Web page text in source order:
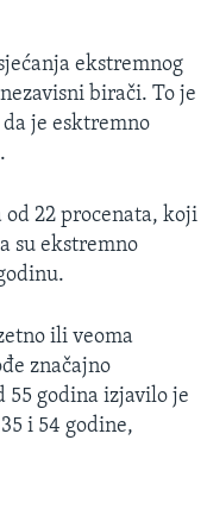
ekstremnog
birači. To je
je esktremno
od 22 procenata, koji
su ekstremno
ili veoma
značajno
55 godina izjavilo je
i 54 godine,